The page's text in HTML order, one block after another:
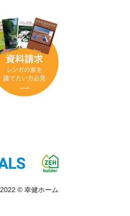
2022 © 幸健ホーム